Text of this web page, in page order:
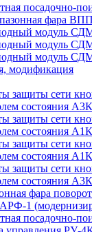
посадочно-
фара
модуль
модуль
модуль
модификация
защиты сети
состояния
защиты сети
состояния
защиты сети
состояния
защиты сети
состояния
фара
1
посадочно-